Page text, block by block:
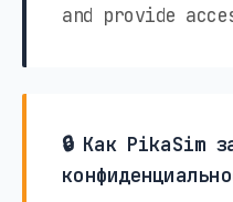
and provide
🔒 Как PikaSim